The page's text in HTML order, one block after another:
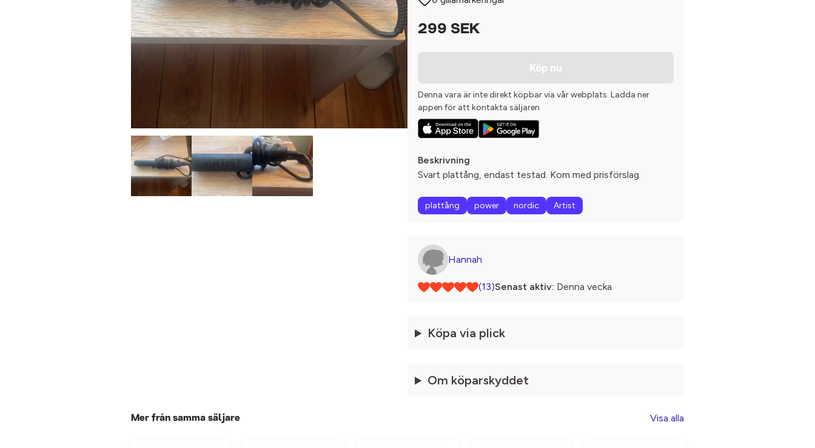
299 SEK
Köp nu
Denna vara är inte direkt köpbar via vår webplats. Ladda ner
appen för att kontakta säljaren
Beskrivning
Svart plattång, endast testad. Kom med prisförslag
plattång power nordic Artist
Hannah
(13)Senast aktiv: Denna vecka
Köpa via plick
Om köparskyddet
Mer från samma säljare Visa alla